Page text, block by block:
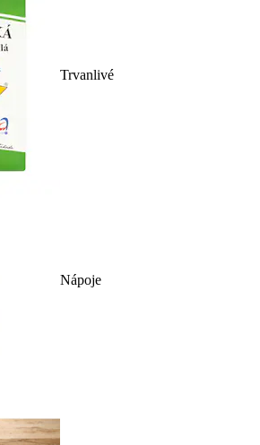
Trvanlivé
Nápoje